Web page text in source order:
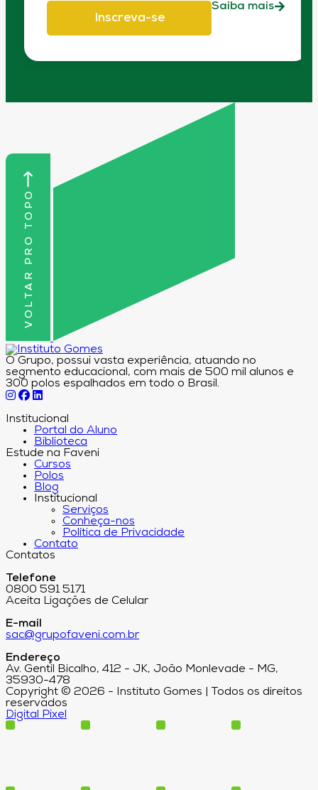
Inscreva-se
Saiba mais
VOLTAR PRO TOPO
O Grupo, possui vasta experiência, atuando no
segmento educacional, com mais de 500 mil alunos e
300 polos espalhados em todo o Brasil.
Institucional
Portal do Aluno
Biblioteca
Estude na Faveni
Cursos
Polos
Blog
Institucional
Serviços
Conheça-nos
Política de Privacidade
Contato
Contatos
Telefone
0800 591 5171
Aceita Ligações de Celular
E-mail
sac@grupofaveni.com.br
Endereço
Av. Gentil Bicalho, 412 - JK, João Monlevade - MG,
35930-478
Copyright © 2026 - Instituto Gomes | Todos os direitos
reservados
Digital Pixel